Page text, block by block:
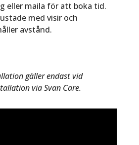
eller maila för att boka tid.
med visir och
avstånd.
gäller endast vid
via Svan Care.